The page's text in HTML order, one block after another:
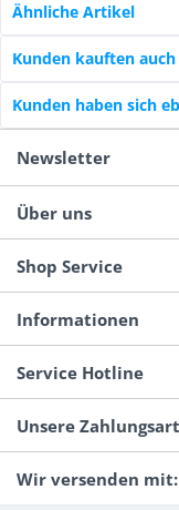
Ähnliche Artikel
Kunden kauften auch
Kunden haben sich
Newsletter
Über uns
Shop Service
Informationen
Service Hotline
Unsere
Wir versenden mit: